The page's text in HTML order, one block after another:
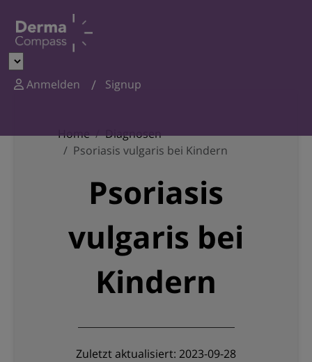
Anmelden Signup
Home
Diagnosen
Psoriasis vulgaris bei Kindern
Psoriasis
vulgaris bei
Kindern
Zuletzt aktualisiert: 2023-09-28